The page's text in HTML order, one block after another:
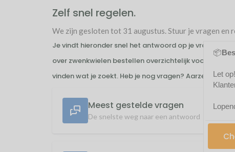
Zelf snel regelen.
We zijn gesloten tot 31 augustus. Stuur je vragen en
Je vindt hieronder snel het antwoord op je vragen
over zwenkwielen bestellen overzichtelijk voor je
vinden wat je zoekt. Heb je nog vragen? Aarzel niet
Meest gestelde vragen
De snelste weg naar een antwoord
📦
Let